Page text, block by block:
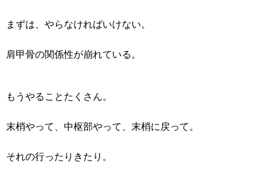
まずは、やらなければいけない。
肩甲骨の関係性が崩れている。
もうやることたくさん。
末梢やって、中枢部やって、末梢に戻って。
それの行ったりきたり。